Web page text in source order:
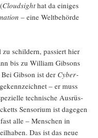
Cloud­sighthat da eini­ges
– eine Welt­be­hör­de
schil­dern, pas­siert hier
bis zu Wil­liam Gib­sons
Gib­son ist der Cyber­
– er muss
tech­ni­sche Aus­rüs­
Sen­so­ri­um ist dage­gen
alle – Men­schen in
Das ist das neue